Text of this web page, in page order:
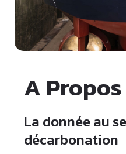
A Propos
La donnée au
décarbonation